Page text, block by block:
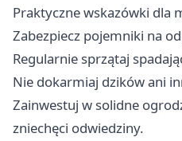
Praktyczne wskazówki dla
Zabezpiecz pojemniki na
Regularnie sprzątaj
Nie dokarmiaj dzików ani
Zainwestuj w solidne
zniechęci odwiedziny.